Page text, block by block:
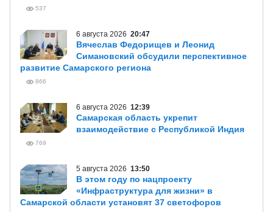
537
6 августа 2026 20:47
Вячеслав Федорищев и Леонид
Симановский обсудили перспективное
развитие Самарского региона
866
6 августа 2026 12:39
Самарская область укрепит
взаимодействие с Республикой Индия
769
5 августа 2026 13:50
В этом году по нацпроекту
«Инфраструктура для жизни» в
Самарской области установят 37 светофоров